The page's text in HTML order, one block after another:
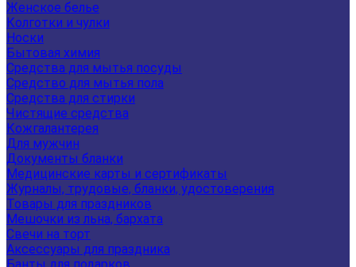
Женское белье
Колготки и чулки
Носки
Бытовая химия
Средства для мытья посуды
Средство для мытья пола
Средства для стирки
Чистящие средства
Кожгалантерея
Для мужчин
Документы бланки
Медицинские карты и сертификаты
Журналы, трудовые, бланки, удостоверения
Товары для праздников
Мешочки из льна, бархата
Свечи на торт
Аксессуары для праздника